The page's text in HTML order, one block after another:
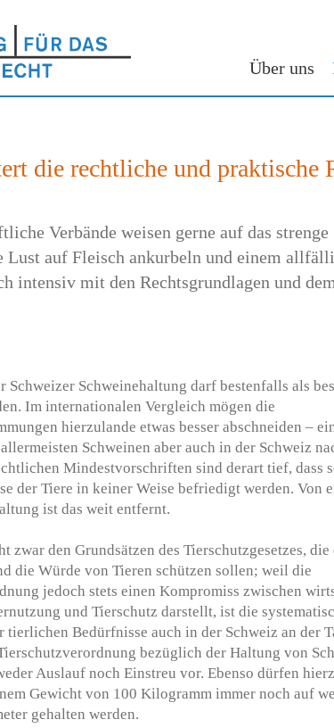
Über uns
die rechtliche und praktische
Verbände weisen gerne auf das
Lust auf Fleisch ankurbeln und einem
intensiv mit den Rechtsgrundlagen und
Schweizer Schweinehaltung darf bestenfalls als
Im internationalen Vergleich mögen die
hierzulande etwas besser abschneiden –
Schweinen aber auch in der Schweiz
Mindestvorschriften sind derart tief, dass
der Tiere in keiner Weise befriedigt werden. Von
ist das weit entfernt.
zwar den Grundsätzen des Tierschutzgesetzes, die
die Würde von Tieren schützen sollen; weil die
jedoch stets einen Kompromiss zwischen
und Tierschutz darstellt, ist die
tierlichen Bedürfnisse auch in der Schweiz an der
bezüglich der Haltung von
Auslauf noch Einstreu vor. Ebenso dürfen
Gewicht von 100 Kilogramm immer noch auf
gehalten werden.